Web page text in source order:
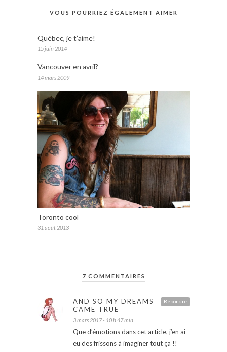
VOUS POURRIEZ ÉGALEMENT AIMER
Québec, je t’aime!
15 juin 2014
Vancouver en avril?
14 mars 2009
Toronto cool
31 août 2013
7 COMMENTAIRES
Répondre
AND SO MY DREAMS
CAME TRUE
3 mars 2017 - 10 h 47 min
Que d’émotions dans cet article, j’en ai
eu des frissons à imaginer tout ça !!